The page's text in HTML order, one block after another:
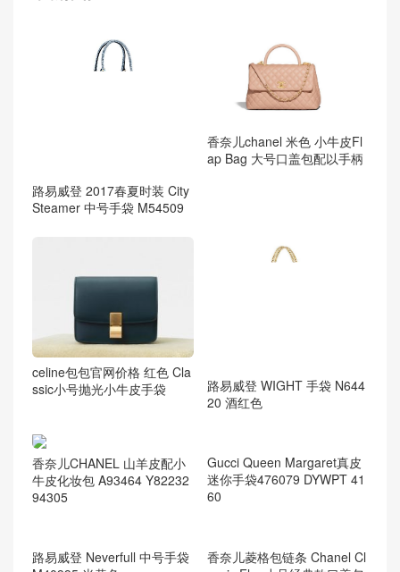
路易威登 2017春夏时装 City
Steamer 中号手袋 M54509
香奈儿chanel 米色 小牛皮Fl
ap Bag 大号口盖包配以手柄
celine包包官网价格 红色 Cla
ssic小号抛光小牛皮手袋
路易威登 WIGHT 手袋 N644
20 酒红色
香奈儿CHANEL 山羊皮配小
牛皮化妆包 A93464 Y82232
94305